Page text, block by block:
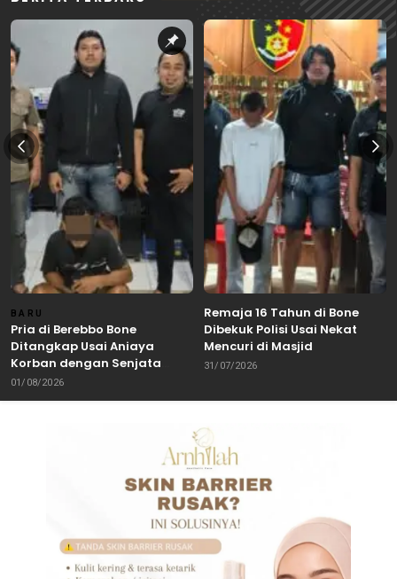
BARU
Pria di Berebbo Bone
Ditangkap Usai Aniaya
Korban dengan Senjata
Tajam
01/08/2026
Remaja 16 Tahun di Bone
Dibekuk Polisi Usai Nekat
Mencuri di Masjid
31/07/2026